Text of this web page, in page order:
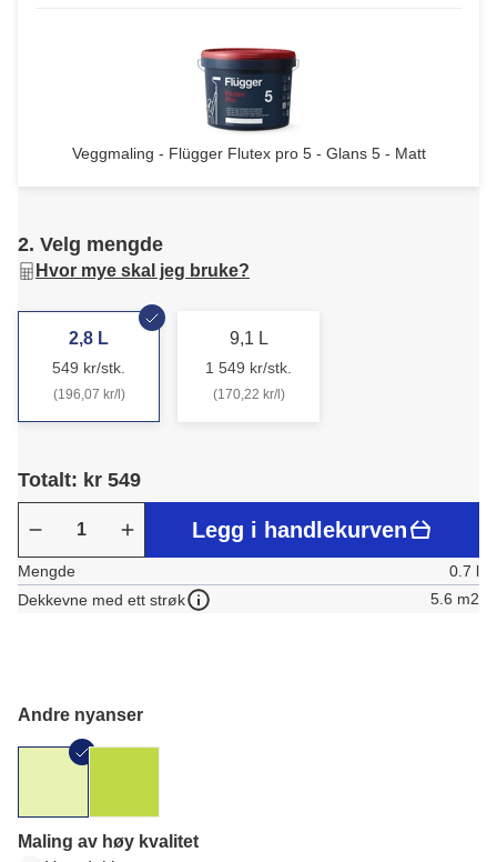
Veggmaling - Flügger Flutex pro 5 - Glans 5 - Matt
2. Velg mengde
Hvor mye skal jeg bruke?
2,8 L
549 kr/stk.
(196,07 kr/l)
9,1 L
1 549 kr/stk.
(170,22 kr/l)
Totalt: kr 549
Legg i handlekurven
Mengde
0.7 l
Dekkevne med ett strøk
5.6 m2
Andre nyanser
Maling av høy kvalitet